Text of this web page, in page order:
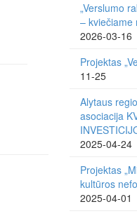
„Verslumo
– kviečiame
2026-03-16
Projektas
11-25
Alytaus
asociacija
2025-04-24
Projektas
kultūros
2025-04-01